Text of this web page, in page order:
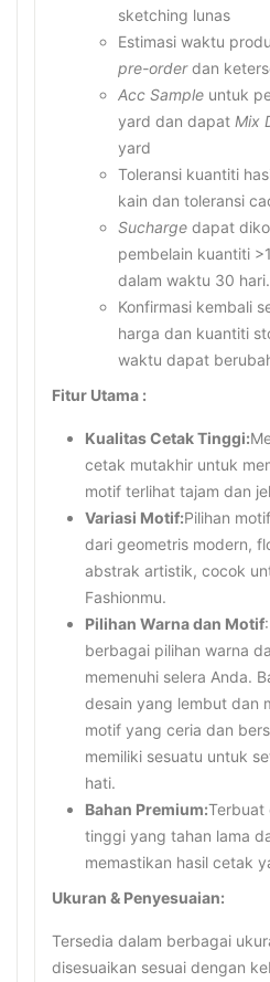
sketching lunas
Estimasi waktu
pre-orderdan
Acc Sample untuk
yard dan dapat Mix
yard
Toleransi kuantiti
kain dan toleransi
Sucharge dapat
pembelain kuantiti
dalam waktu 30 hari.
Konfirmasi kembali
harga dan kuantiti
waktu dapat
Fitur Utama :
Kualitas Cetak Tinggi:
cetak mutakhir untuk
motif terlihat tajam dan
Variasi Motif:Pilihan
dari geometris modern,
abstrak artistik, cocok
Fashionmu.
Pilihan Warna dan Motif
berbagai pilihan warna
memenuhi selera Anda.
desain yang lembut dan
motif yang ceria dan
memiliki sesuatu untuk
hati.
Bahan Premium:Terbuat
tinggi yang tahan lama
memastikan hasil cetak
Ukuran & Penyesuaian:
Tersedia dalam berbagai
disesuaikan sesuai dengan